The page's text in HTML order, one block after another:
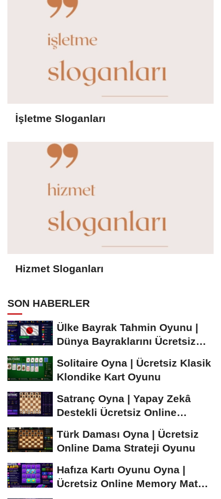
İşletme Sloganları
Hizmet Sloganları
SON HABERLER
Ülke Bayrak Tahmin Oyunu |
Dünya Bayraklarını Ücretsiz
Solitaire Oyna | Ücretsiz Klasik
Klondike Kart Oyunu
Satranç Oyna | Yapay Zekâ
Destekli Ücretsiz Online
Türk Daması Oyna | Ücretsiz
Online Dama Strateji Oyunu
Hafıza Kartı Oyunu Oyna |
Ücretsiz Online Memory Match